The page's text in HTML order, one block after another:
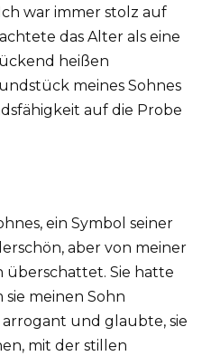
war immer stolz auf
das Alter als eine
heißen
meines Sohnes
auf die Probe
ein Symbol seiner
aber von meiner
überschattet. Sie hatte
meinen Sohn
und glaubte, sie
mit der stillen